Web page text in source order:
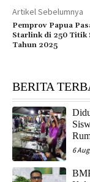
Artikel Sebelumnya
Pemprov Papua
Starlink di 250 Titik
Tahun 2025
BERITA
6